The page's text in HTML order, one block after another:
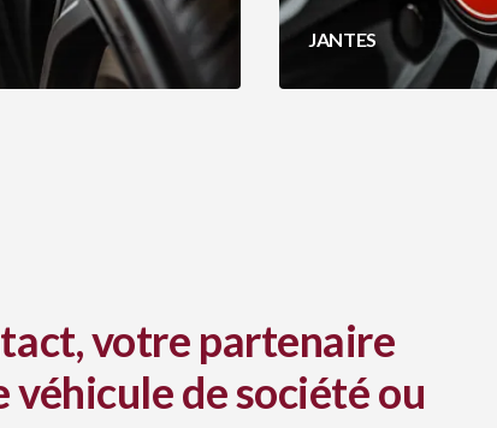
JANTES
votre partenaire
véhicule de société ou